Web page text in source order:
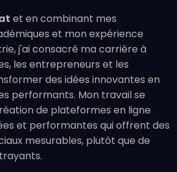
et en combinant mes
et mon expérience
j'ai consacré ma carrière à
les entrepreneurs et les
des idées innovantes en
performants. Mon travail se
de plateformes en ligne
et performantes qui offrent des
mesurables, plutôt que de